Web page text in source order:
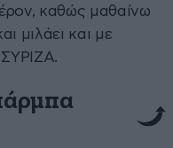
καθώς μαθαίνω
μιλάει και με